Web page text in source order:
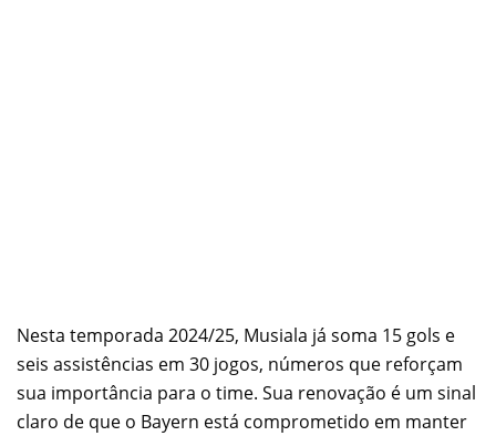
Nesta temporada 2024/25, Musiala já soma 15 gols e
seis assistências em 30 jogos, números que reforçam
sua importância para o time. Sua renovação é um sinal
claro de que o Bayern está comprometido em manter